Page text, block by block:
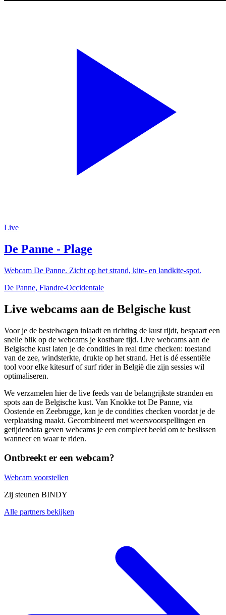
Live
De Panne - Plage
Webcam De Panne. Zicht op het strand, kite- en landkite-spot.
De Panne, Flandre-Occidentale
Live webcams aan de Belgische kust
Voor je de bestelwagen inlaadt en richting de kust rijdt, bespaart een
snelle blik op de webcams je kostbare tijd. Live webcams aan de
Belgische kust laten je de condities in real time checken: toestand
van de zee, windsterkte, drukte op het strand. Het is dé essentiële
tool voor elke kitesurf of surf rider in België die zijn sessies wil
optimaliseren.
We verzamelen hier de live feeds van de belangrijkste stranden en
spots aan de Belgische kust. Van Knokke tot De Panne, via
Oostende en Zeebrugge, kan je de condities checken voordat je de
verplaatsing maakt. Gecombineerd met weersvoorspellingen en
getijdendata geven webcams je een compleet beeld om te beslissen
wanneer en waar te riden.
Ontbreekt er een webcam?
Webcam voorstellen
Zij steunen BINDY
Alle partners bekijken